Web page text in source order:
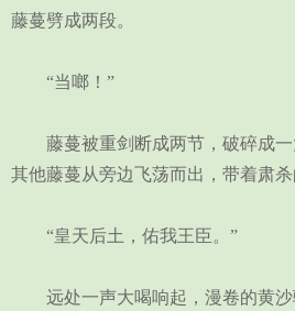
藤蔓劈成两段。
“当啷！”
藤蔓被重剑断成两节，破碎成一
其他藤蔓从旁边飞荡而出，带着肃杀
“皇天后土，佑我王臣。”
远处一声大喝响起，漫卷的黄沙